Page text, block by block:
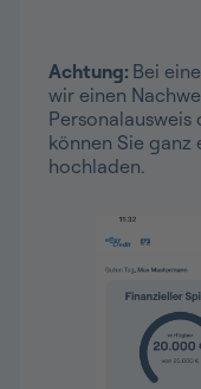
Achtung: Bei
wir einen
Personalausweis
können Sie ganz
hochladen.